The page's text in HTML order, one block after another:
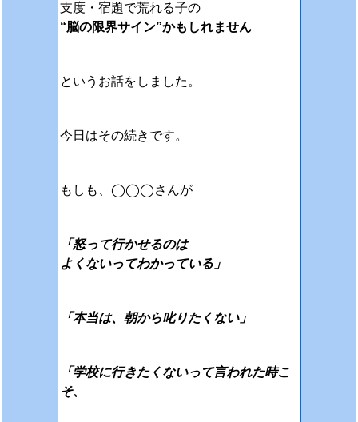
支度・宿題で荒れる子の
“脳の限界サイン”かもしれません
というお話をしました。
今日はその続きです。
もしも、◯◯◯さんが
「怒って行かせるのは
よくないってわかっている」
「本当は、朝から叱りたくない」
「学校に行きたくないって言われた時こ
そ、